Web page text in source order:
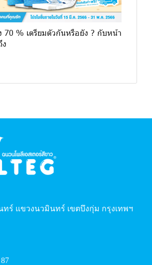
70 % เตรียมตัวกันหรือยัง ? กับหน้า
ทร์ แขวงนวมินทร์ เขตบึงกุ่ม กรุงเทพฯ